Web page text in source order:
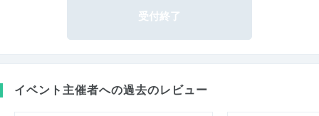
受付終了
イベント主催者への過去のレビュー